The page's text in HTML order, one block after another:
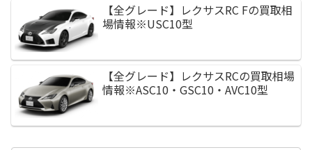
【全グレード】レクサスRC Fの買取相
場情報※USC10型
【全グレード】レクサスRCの買取相場
情報※ASC10・GSC10・AVC10型